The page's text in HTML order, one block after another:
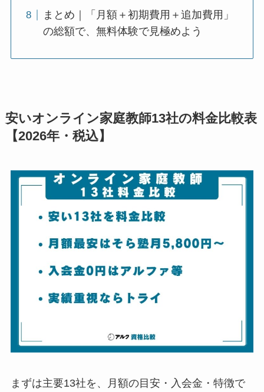
まとめ｜「月額＋初期費用＋追加費用」
の総額で、無料体験で見極めよう
安いオンライン家庭教師13社の料金比較表
【2026年・税込】
まずは主要13社を、月額の目安・入会金・特徴で